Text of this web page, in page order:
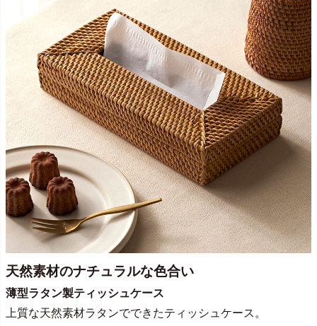
天然素材のナチュラルな色合い
薄型ラタン製ティッシュケース
上質な天然素材ラタンでできたティッシュケース。